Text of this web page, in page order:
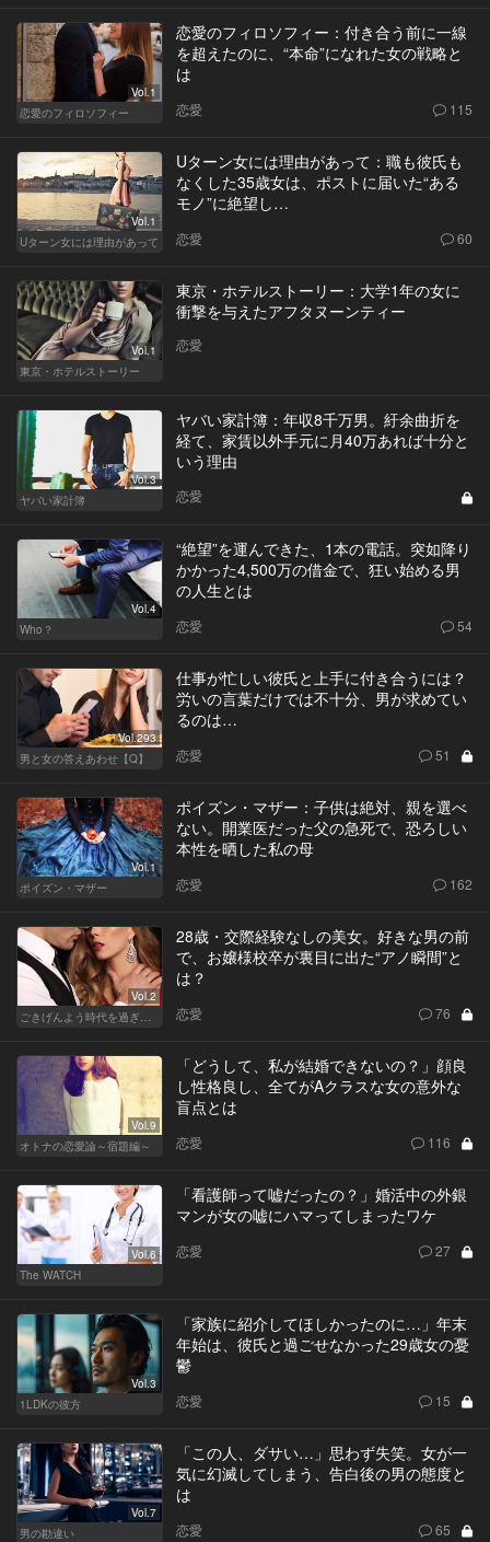
Vol.1
恋愛のフィロソフィー
恋愛のフィロソフィー：付き合う前に一線
を超えたのに、“本命”になれた女の戦略と
は
恋愛 115
Vol.1
Uターン女には理由があって
Uターン女には理由があって：職も彼氏も
なくした35歳女は、ポストに届いた“ある
モノ”に絶望し…
恋愛 60
Vol.1
東京・ホテルストーリー
東京・ホテルストーリー：大学1年の女に
衝撃を与えたアフタヌーンティー
恋愛
Vol.3
ヤバい家計簿
ヤバい家計簿：年収8千万男。紆余曲折を
経て、家賃以外手元に月40万あれば十分と
いう理由
恋愛
Vol.4
Who？
“絶望”を運んできた、1本の電話。突如降り
かかった4,500万の借金で、狂い始める男
の人生とは
恋愛 54
Vol.293
男と女の答えあわせ【Q】
仕事が忙しい彼氏と上手に付き合うには？
労いの言葉だけでは不十分、男が求めてい
るのは…
恋愛 51
Vol.1
ポイズン・マザー
ポイズン・マザー：子供は絶対、親を選べ
ない。開業医だった父の急死で、恐ろしい
本性を晒した私の母
恋愛 162
Vol.2
28歳・交際経験なしの美女。好きな男の前
で、お嬢様校卒が裏目に出た“アノ瞬間”と
は？
恋愛 76
Vol.9
オトナの恋愛論～宿題編～
「どうして、私が結婚できないの？」顔良
し性格良し、全てがAクラスな女の意外な
盲点とは
恋愛 116
Vol.6
The WATCH
「看護師って嘘だったの？」婚活中の外銀
マンが女の嘘にハマってしまったワケ
恋愛 27
Vol.3
1LDKの彼方
「家族に紹介してほしかったのに…」年末
年始は、彼氏と過ごせなかった29歳女の憂
鬱
恋愛 15
Vol.7
男の勘違い
「この人、ダサい…」思わず失笑。女が一
気に幻滅してしまう、告白後の男の態度と
は
恋愛 65